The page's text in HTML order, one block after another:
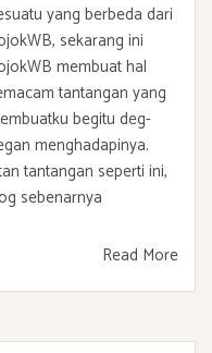
yang berbeda dari
sekarang ini
membuat hal
tantangan yang
begitu deg-
menghadapinya.
tantangan seperti ini,
sebenarnya
Read More